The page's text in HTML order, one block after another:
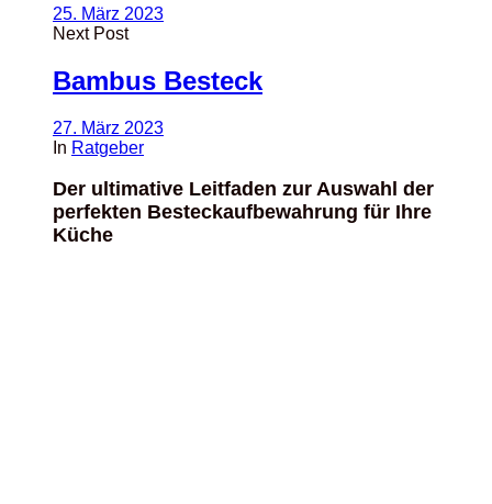
25. März 2023
Next Post
Bambus Besteck
27. März 2023
In Ratgeber
Der ultimative Leitfaden zur Auswahl der
perfekten Besteckaufbewahrung für Ihre
Küche